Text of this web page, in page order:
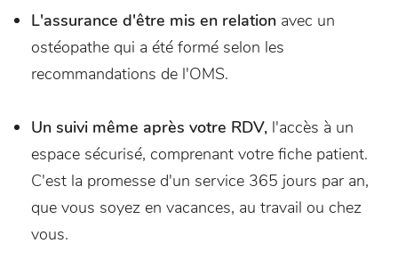
L'assurance d'être mis en relation avec un
ostéopathe qui a été formé selon les
recommandations de l'OMS.
Un suivi même après votre RDV, l'accès à un
espace sécurisé, comprenant votre fiche patient.
C'est la promesse d'un service 365 jours par an,
que vous soyez en vacances, au travail ou chez
vous.